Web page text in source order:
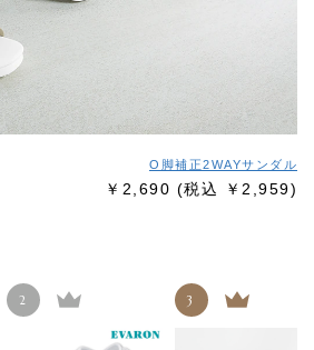
O脚補正2WAYサンダル
￥2,690 (税込 ￥2,959)
2 3